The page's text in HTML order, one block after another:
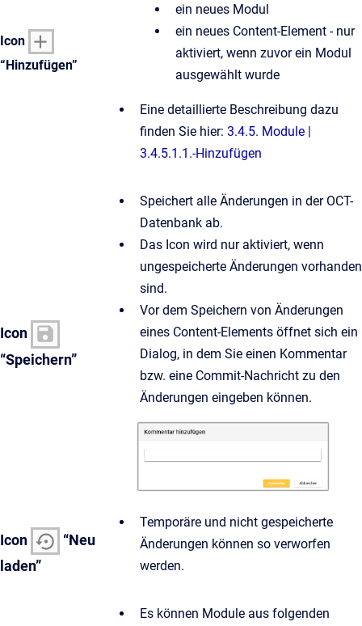
Icon
“Hinzufügen”
ein neues Modul
ein neues Content-Element - nur
aktiviert, wenn zuvor ein Modul
ausgewählt wurde
Eine detaillierte Beschreibung dazu
finden Sie hier: 3.4.5. Module |
3.4.5.1.1.-Hinzufügen
Icon
“Speichern”
Speichert alle Änderungen in der OCT-
Datenbank ab.
Das Icon wird nur aktiviert, wenn
ungespeicherte Änderungen vorhanden
sind.
Vor dem Speichern von Änderungen
eines Content-Elements öffnet sich ein
Dialog, in dem Sie einen Kommentar
bzw. eine Commit-Nachricht zu den
Änderungen eingeben können.
Icon
“Neu
laden”
Temporäre und nicht gespeicherte
Änderungen können so verworfen
werden.
Es können Module aus folgenden